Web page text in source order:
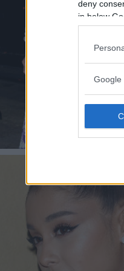
deny
in below
Google